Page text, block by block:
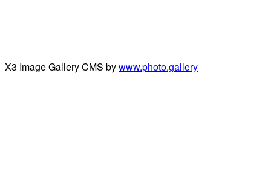
X3 Image Gallery CMS bywww.photo.gallery